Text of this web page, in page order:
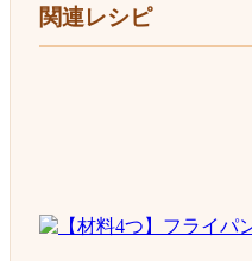
関連レシピ